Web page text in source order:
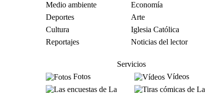
Medio ambiente
Economía
Deportes
Arte
Cultura
Iglesia Católica
Reportajes
Noticias del lector
Servicios
Fotos
Vídeos